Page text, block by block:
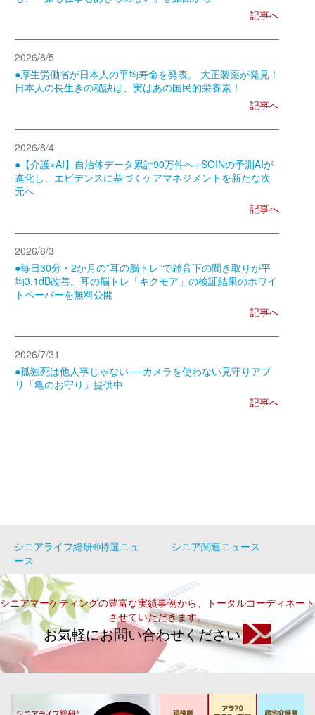
記事へ
2026/8/5
●厚生労働省が日本人の平均寿命を発表。 大正製薬が発見！
日本人の長生きの秘訣は、実はあの国民的栄養素！
記事へ
2026/8/4
●【介護×AI】自治体データ累計90万件へ─SOINの予測AIが
進化し、エビデンスに基づくケアマネジメントを新たな次
元へ
記事へ
2026/8/3
●毎日30分・2か月の”耳の脳トレ”で雑音下の聞き取りが平
均3.1dB改善。耳の脳トレ「キクモア」の検証結果のホワイ
トペーパーを無料公開
記事へ
2026/7/31
●孤独死は他人事じゃない──カメラを使わない見守りアプ
リ「亀のお守り」提供中
記事へ
シニアライフ総研®特選ニュ
ース
シニア関連ニュース
シニアマーケティングの豊富な実績事例から、トータルコーディネート
させていただきます。
お気軽にお問い合わせください